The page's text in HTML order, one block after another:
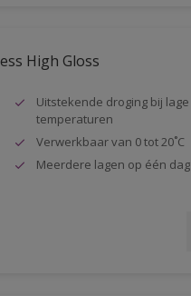
High Gloss
Uitstekende droging bij lage
temperaturen
Verwerkbaar van 0 tot 20˚C
Meerdere lagen op één dag